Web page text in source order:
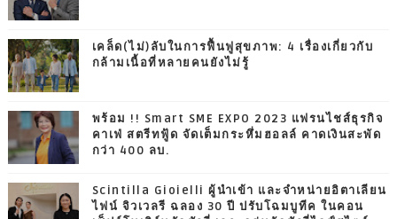
เคล็ด(ไม่)ลับในการฟื้นฟูสุขภาพ: 4 เรื่องเกี่ยวกับ
กล้ามเนื้อที่หลายคนยังไม่รู้
พร้อม !! Smart SME EXPO 2023 แฟรนไชส์ธุรกิจ
คาเฟ่ สตรีทฟู้ด จัดเต็มกระหึ่มฮอลล์ คาดเงินสะพัด
กว่า 400 ลบ.
Scintilla Gioielli ผู้นำเข้า และจำหน่ายอิตาเลียน
ไฟน์ จิวเวลรี ฉลอง 30 ปี ปรับโฉมบูทีค ในคอน